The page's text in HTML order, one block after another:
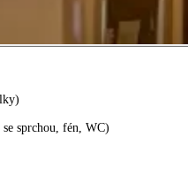
sprchou, fén, WC)